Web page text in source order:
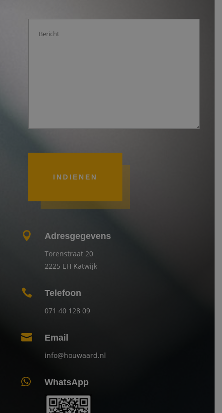
 Adresgegevens
Torenstraat 20
2225 EH Katwijk
 Telefoon
071 40 128 09
 Email
info@houwaard.nl
 WhatsApp